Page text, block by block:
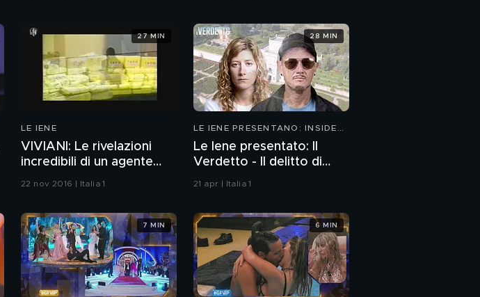
LE IENE
VIVIANI: Le rivelazioni
incredibili di un agente
22 nov 2016 | Italia 1
27 MIN
LE IENE PRESENTANO: INSIDE
Le Iene presentato: Il
Verdetto - Il delitto di
Villa Pamphili
21 apr | Italia 1
28 MIN
7 MIN 6 MIN